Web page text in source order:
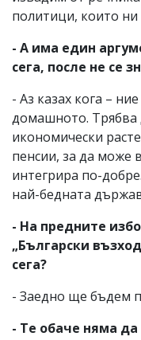
политици, които ни
- А има един
сега, после не се
- Аз казах кога –
домашното. Трябва
икономически
пенсии, за да може
интегрира по-
най-бедната
- На предните
„Български
сега?
- Заедно ще бъдем
- Те обаче няма